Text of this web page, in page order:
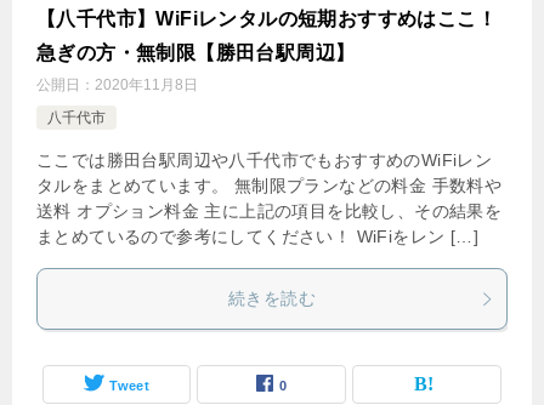
【八千代市】WiFiレンタルの短期おすすめはここ！
急ぎの方・無制限【勝田台駅周辺】
公開日： 2020年11月8日
八千代市
ここでは勝田台駅周辺や八千代市でもおすすめのWiFiレン
タルをまとめています。 無制限プランなどの料金 手数料や
送料 オプション料金 主に上記の項目を比較し、その結果を
まとめているので参考にしてください！ WiFiをレン […]
続きを読む
Tweet 0